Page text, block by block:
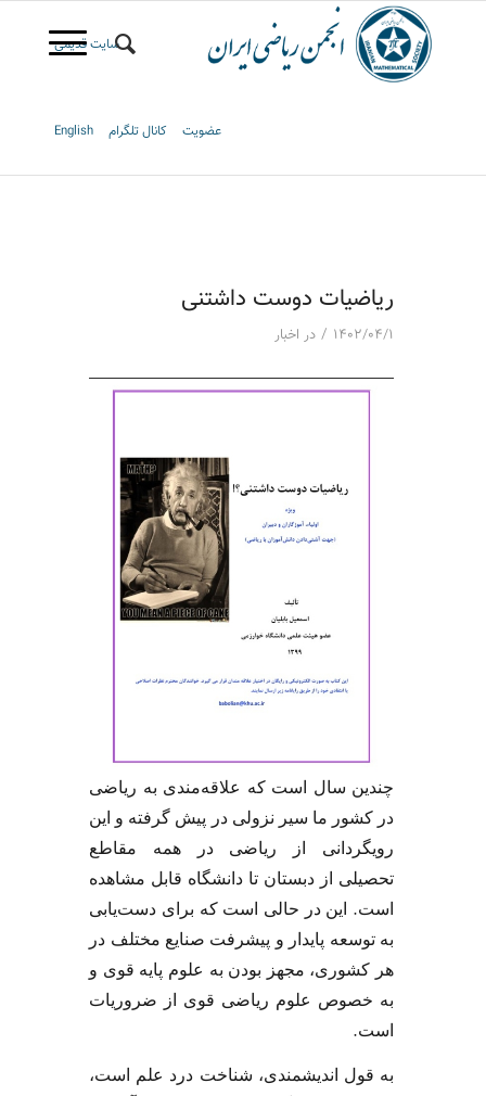
سایت قدیمی
عضویت کانال تلگرام English
ریاضیات دوست داشتنی
۱۴۰۲/۰۴/۱ / در اخبار
چندین سال است که علاقه‌مندی به ریاضی
در کشور ما سیر نزولی در پیش گرفته و این
رویگردانی از ریاضی در همه مقاطع
تحصیلی از دبستان تا دانشگاه قابل مشاهده
است.
این در حالی است که برای دست‌یابی
به توسعه پایدار و پیشرفت صنایع مختلف در
هر کشوری، مجهز بودن به علوم پایه قوی و
به خصوص علوم ریاضی قوی از ضروریات
است.
به قول اندیشمندی، شناخت درد علم است،